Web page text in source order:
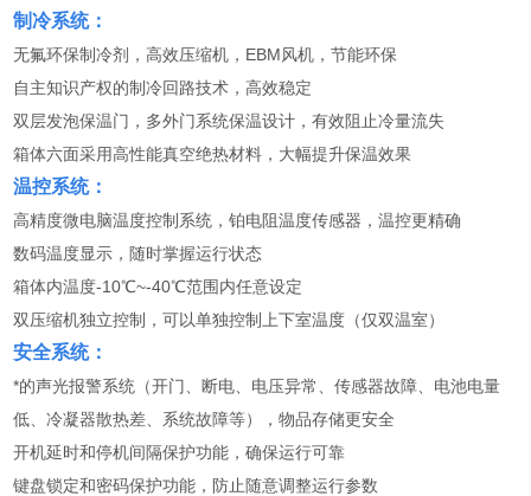
制冷系统：
无氟环保制冷剂，高效压缩机，EBM风机，节能环保
自主知识产权的制冷回路技术，高效稳定
双层发泡保温门，多外门系统保温设计，有效阻止冷量流失
箱体六面采用高性能真空绝热材料，大幅提升保温效果
温控系统：
高精度微电脑温度控制系统，铂电阻温度传感器，温控更精确
数码温度显示，随时掌握运行状态
箱体内温度-10℃~-40℃范围内任意设定
双压缩机独立控制，可以单独控制上下室温度（仅双温室）
安全系统：
*的声光报警系统（开门、断电、电压异常、传感器故障、电池电量
低、冷凝器散热差、系统故障等），物品存储更安全
开机延时和停机间隔保护功能，确保运行可靠
键盘锁定和密码保护功能，防止随意调整运行参数